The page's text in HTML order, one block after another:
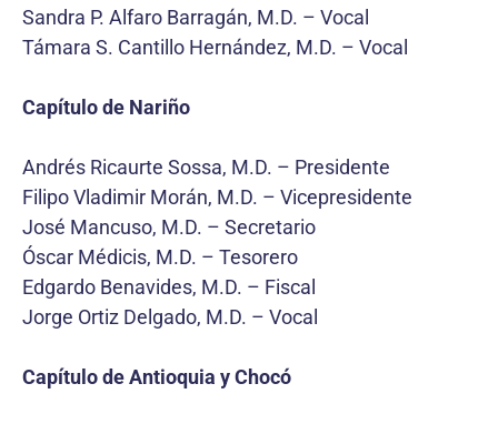
Sandra P. Alfaro Barragán, M.D. – Vocal
Támara S. Cantillo Hernández, M.D. – Vocal
Capítulo de Nariño
Andrés Ricaurte Sossa, M.D. – Presidente
Filipo Vladimir Morán, M.D. – Vicepresidente
José Mancuso, M.D. – Secretario
Óscar Médicis, M.D. – Tesorero
Edgardo Benavides, M.D. – Fiscal
Jorge Ortiz Delgado, M.D. – Vocal
Capítulo de Antioquia y Chocó